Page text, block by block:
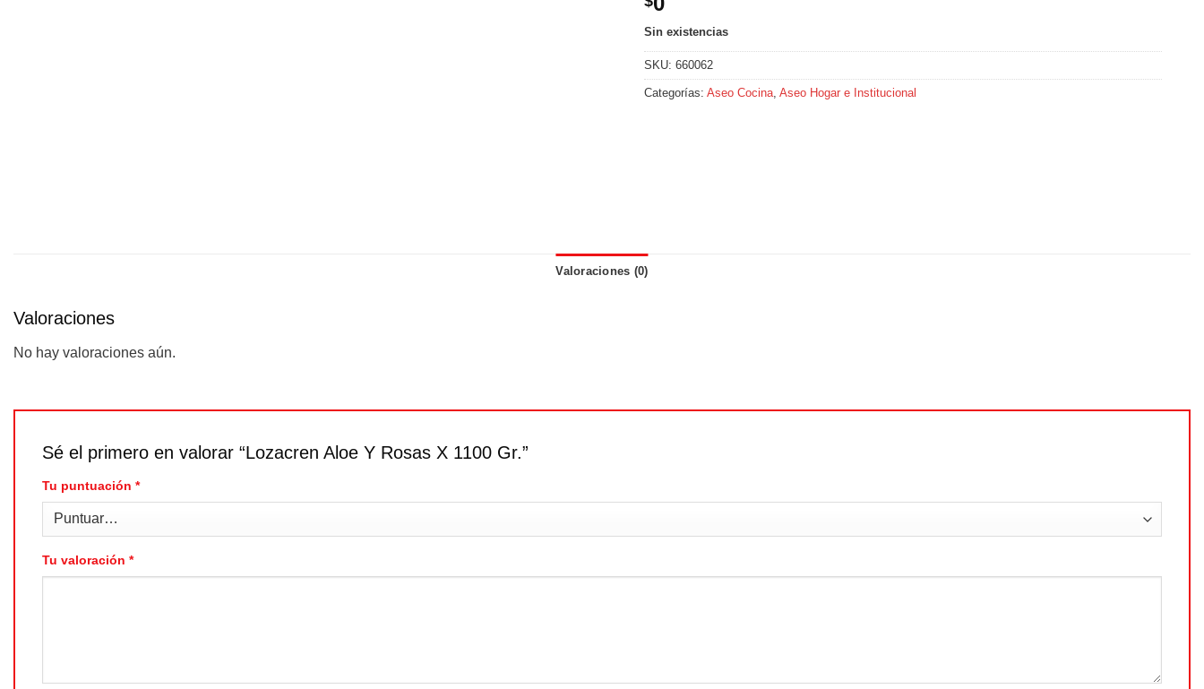
Sin existencias
SKU:660062
Categorías:Aseo Cocina ,Aseo Hogar e Institucional
Valoraciones (0)
Valoraciones
No hay valoraciones aún.
Sé el primero en valorar “Lozacren Aloe Y Rosas X 1100 Gr.”
Tu puntuación *
Tu valoración *